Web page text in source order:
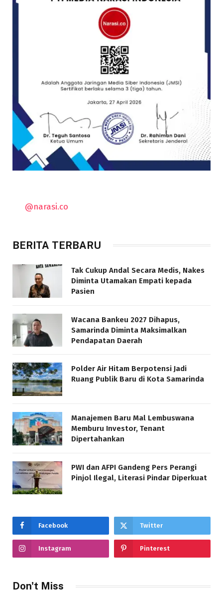
@narasi.co
BERITA TERBARU
Tak Cukup Andal Secara Medis, Nakes
Diminta Utamakan Empati kepada
Pasien
Wacana Bankeu 2027 Dihapus,
Samarinda Diminta Maksimalkan
Pendapatan Daerah
Polder Air Hitam Berpotensi Jadi
Ruang Publik Baru di Kota Samarinda
Manajemen Baru Mal Lembuswana
Memburu Investor, Tenant
Dipertahankan
PWI dan AFPI Gandeng Pers Perangi
Pinjol Ilegal, Literasi Pindar Diperkuat
Facebook Twitter
Instagram Pinterest
Don't Miss